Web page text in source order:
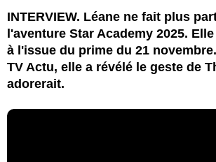
INTERVIEW. Léane ne fait plus
l'aventure Star Academy 2025.
à l'issue du prime du 21
TV Actu, elle a révélé le geste de
adorerait.